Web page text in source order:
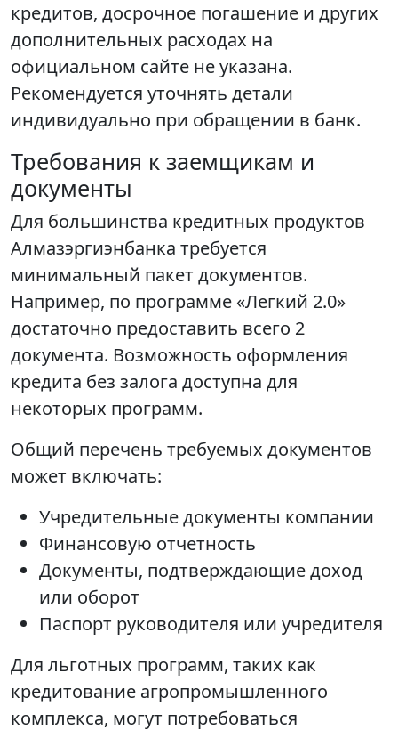
кредитов, досрочное погашение и других
дополнительных расходах на
официальном сайте не указана.
Рекомендуется уточнять детали
индивидуально при обращении в банк.
Требования к заемщикам и
документы
Для большинства кредитных продуктов
Алмазэргиэнбанка требуется
минимальный пакет документов.
Например, по программе «Легкий 2.0»
достаточно предоставить всего 2
документа. Возможность оформления
кредита без залога доступна для
некоторых программ.
Общий перечень требуемых документов
может включать:
Учредительные документы компании
Финансовую отчетность
Документы, подтверждающие доход
или оборот
Паспорт руководителя или учредителя
Для льготных программ, таких как
кредитование агропромышленного
комплекса, могут потребоваться